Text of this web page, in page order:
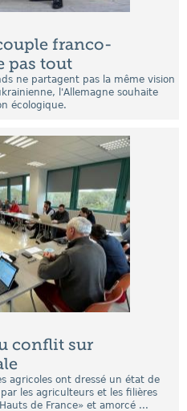
franco-
pas tout
ne partagent pas la même vision
l'Allemagne souhaite
écologique.
conflit sur
agricoles ont dressé un état de
les agriculteurs et les filières
de France» et amorcé ...